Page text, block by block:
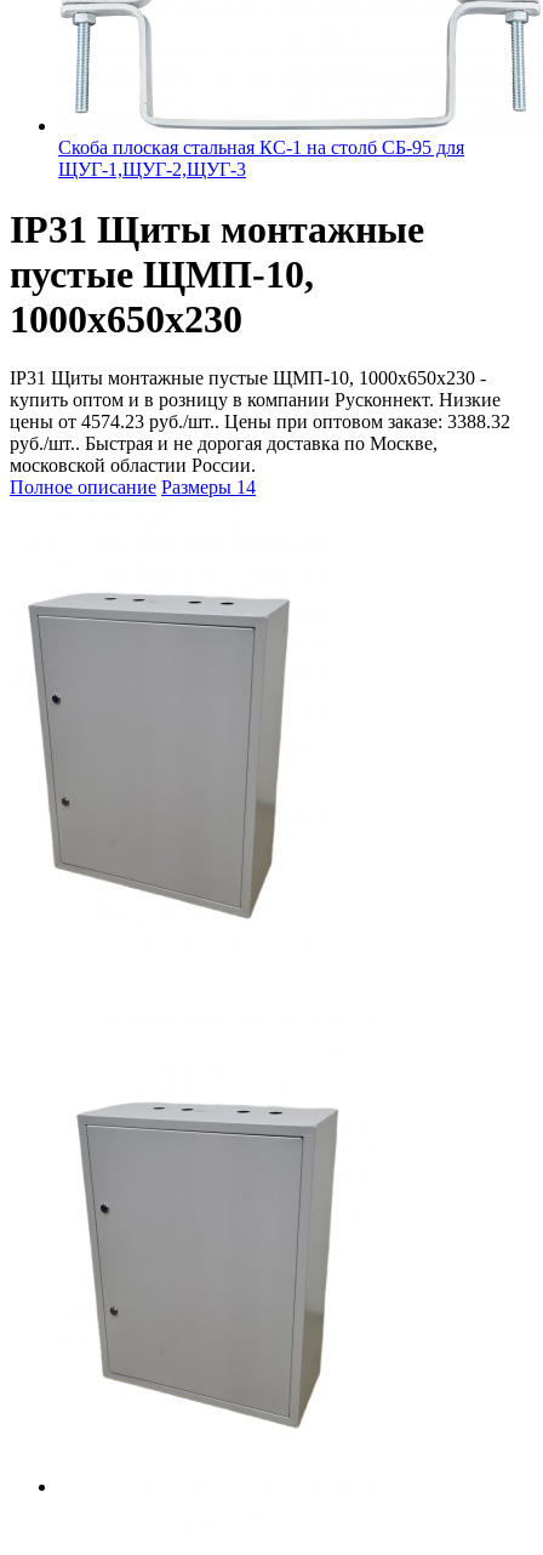
Скоба плоская стальная КС-1 на столб СБ-95 для
ЩУГ-1,ЩУГ-2,ЩУГ-3
IP31 Щиты монтажные
пустые ЩМП-10,
1000х650х230
IP31 Щиты монтажные пустые ЩМП-10, 1000х650х230 -
купить оптом и в розницу в компании Русконнект. Низкие
цены от 4574.23 руб./шт.. Цены при оптовом заказе: 3388.32
руб./шт.. Быстрая и не дорогая доставка по Москве,
московской областии России.
Полное описание Размеры 14